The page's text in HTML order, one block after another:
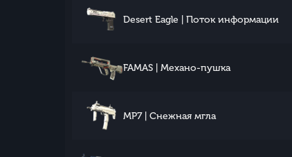
Desert Eagle | Поток информации
FAMAS | Механо-пушка
MP7 | Снежная мгла